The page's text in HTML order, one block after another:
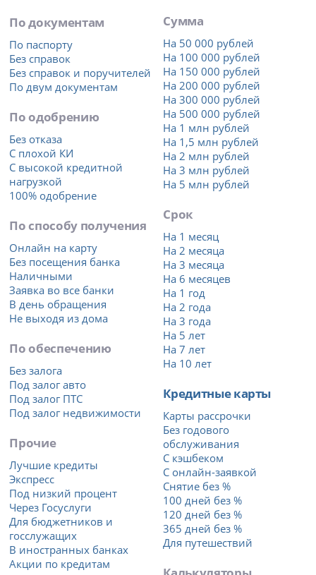
По документам
По паспорту
Без справок
Без справок и поручителей
По двум документам
По одобрению
Без отказа
С плохой КИ
С высокой кредитной
нагрузкой
100% одобрение
По способу получения
Онлайн на карту
Без посещения банка
Наличными
Заявка во все банки
В день обращения
Не выходя из дома
По обеспечению
Без залога
Под залог авто
Под залог ПТС
Под залог недвижимости
Прочие
Лучшие кредиты
Экспресс
Под низкий процент
Через Госуслуги
Для бюджетников и
госслужащих
В иностранных банках
Акции по кредитам
Сумма
На 50 000 рублей
На 100 000 рублей
На 150 000 рублей
На 200 000 рублей
На 300 000 рублей
На 500 000 рублей
На 1 млн рублей
На 1,5 млн рублей
На 2 млн рублей
На 3 млн рублей
На 5 млн рублей
Срок
На 1 месяц
На 2 месяца
На 3 месяца
На 6 месяцев
На 1 год
На 2 года
На 3 года
На 5 лет
На 7 лет
На 10 лет
Кредитные карты
Карты рассрочки
Без годового
обслуживания
С кэшбеком
С онлайн-заявкой
Снятие без %
100 дней без %
120 дней без %
365 дней без %
Для путешествий